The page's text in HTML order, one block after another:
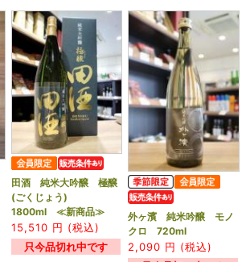
田酒 純米大吟醸 極醸
(ごくじょう)
1800ml ≪新商品≫
15,510 円 (税込)
只今品切れ中です
外ヶ濱 純米吟醸 モノ
クロ 720ml
2,090 円 (税込)